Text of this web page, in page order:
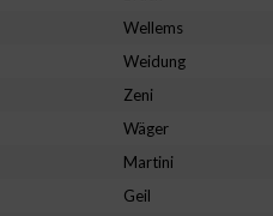
Wellems
Weidung
Zeni
Wäger
Martini
Geil